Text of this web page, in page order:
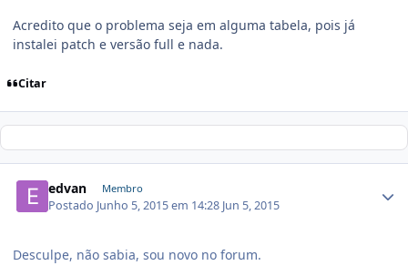
Acredito que o problema seja em alguma tabela, pois já
instalei patch e versão full e nada.
Citar
edvan Membro
Postado Junho 5, 2015 em 14:28 Jun 5, 2015
Desculpe, não sabia, sou novo no forum.